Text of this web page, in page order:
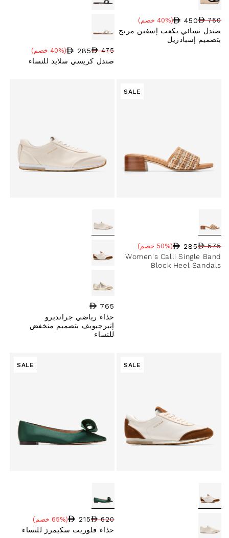
السعر العادي
750
سعر البيع
450
نسبة الخصم
(40% خصم)
صندل نسائي بكعب إسفين مريح
بتصميم إسبادريل
السعر العادي
475
سعر البيع
285
نسبة الخصم
(40% خصم)
صندل كريسي سلايد للنساء
SALE
السعر العادي
575
سعر البيع
285
نسبة الخصم
(50% خصم)
Women's Calli Single Band
Block Heel Sandals
السعر العادي
765
حذاء رياضي جراندبرو
إنيرجيويف بتصميم منخفض
للنساء
SALE
SALE
السعر العادي
620
سعر البيع
215
نسبة الخصم
(65% خصم)
حذاء فلوريت سكيمرز للنساء